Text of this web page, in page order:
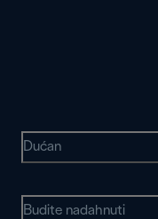
Dućan
Budite nadahnuti